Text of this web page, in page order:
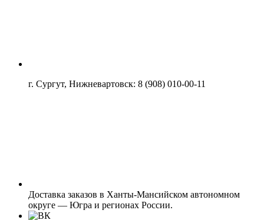
г. Сургут, Нижневартовск: 8 (908) 010-00-11
Доставка заказов в Ханты-Мансийском автономном
округе — Югра и регионах России.